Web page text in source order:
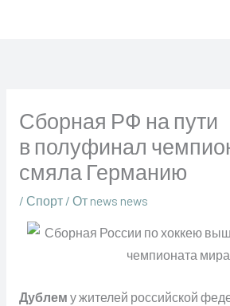
Сборная РФ на пути
в полуфинал
смяла Германию
/ Спорт/ От news news
Дублем у жителей российской